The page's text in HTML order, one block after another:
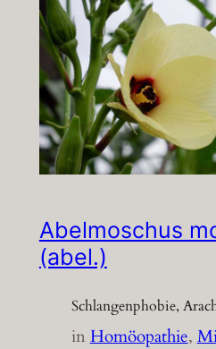
Abelmoschus
(abel.)
Schlangenphobie,
inHomöopathie,